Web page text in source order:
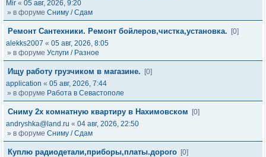
Mir « 05 авг, 2026, 9:20
» в форуме Сниму / Сдам
Ремонт Сантехники. Ремонт бойлеров,чистка,установка.
[0]
alekks2007 « 05 авг, 2026, 8:05
» в форуме Услуги / Разное
Ищу работу грузчиком в магазине.
[0]
application « 05 авг, 2026, 7:44
» в форуме Работа в Севастополе
Сниму 2х комнатную квартиру в Нахимовском
[0]
andryshka@land.ru « 04 авг, 2026, 22:50
» в форуме Сниму / Сдам
Куплю радиодетали,приборы,платы.дорого [0]